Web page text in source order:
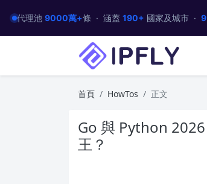
代理池 9000萬+條 · 涵蓋 190+ 國家及城市 ·
首頁 HowTos 正文
Go 與 Python
王？